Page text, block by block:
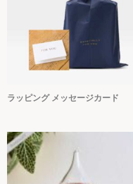
ラッピング メッセージカード